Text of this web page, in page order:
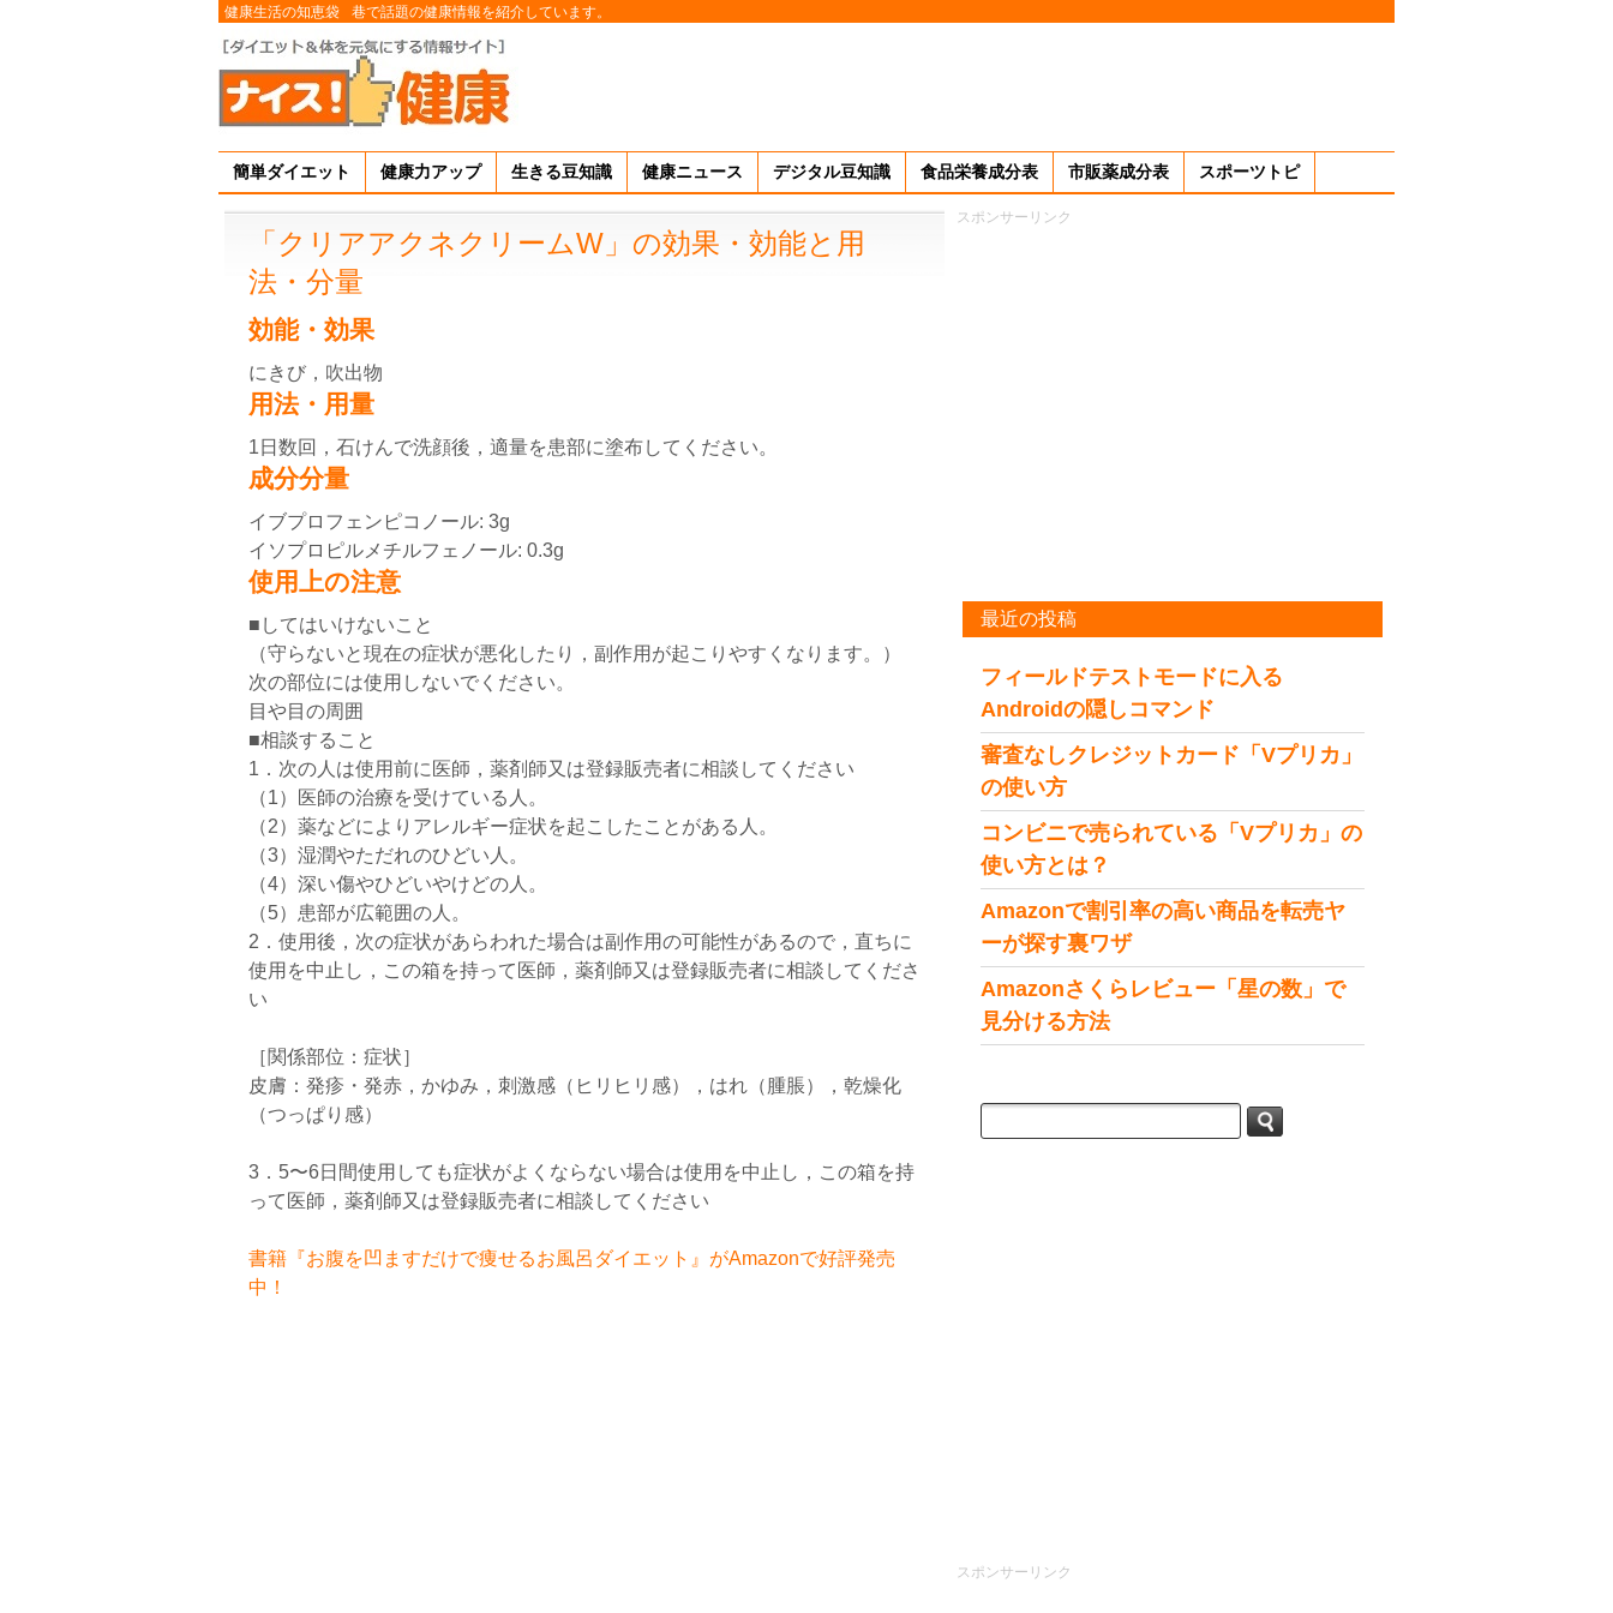
健康生活の知恵袋 巷で話題の健康情報を紹介しています。
簡単ダイエット 健康力アップ 生きる豆知識 健康ニュース デジタル豆知識 食品栄養成分表 市販薬成分表 スポーツトピ
「クリアアクネクリームW」の効果・効能と用
法・分量
効能・効果
にきび，吹出物
用法・用量
1日数回，石けんで洗顔後，適量を患部に塗布してください。
成分分量
イブプロフェンピコノール: 3g
イソプロピルメチルフェノール: 0.3g
使用上の注意
■してはいけないこと
（守らないと現在の症状が悪化したり，副作用が起こりやすくなります。）
次の部位には使用しないでください。
目や目の周囲
■相談すること
1．次の人は使用前に医師，薬剤師又は登録販売者に相談してください
（1）医師の治療を受けている人。
（2）薬などによりアレルギー症状を起こしたことがある人。
（3）湿潤やただれのひどい人。
（4）深い傷やひどいやけどの人。
（5）患部が広範囲の人。
2．使用後，次の症状があらわれた場合は副作用の可能性があるので，直ちに
使用を中止し，この箱を持って医師，薬剤師又は登録販売者に相談してくださ
い
［関係部位：症状］
皮膚：発疹・発赤，かゆみ，刺激感（ヒリヒリ感），はれ（腫脹），乾燥化
（つっぱり感）
3．5〜6日間使用しても症状がよくならない場合は使用を中止し，この箱を持
って医師，薬剤師又は登録販売者に相談してください
書籍『お腹を凹ますだけで痩せるお風呂ダイエット』がAmazonで好評発売
中！
スポンサーリンク
最近の投稿
フィールドテストモードに入る
Androidの隠しコマンド
審査なしクレジットカード「Vプリカ」
の使い方
コンビニで売られている「Vプリカ」の
使い方とは？
Amazonで割引率の高い商品を転売ヤ
ーが探す裏ワザ
Amazonさくらレビュー「星の数」で
見分ける方法
スポンサーリンク